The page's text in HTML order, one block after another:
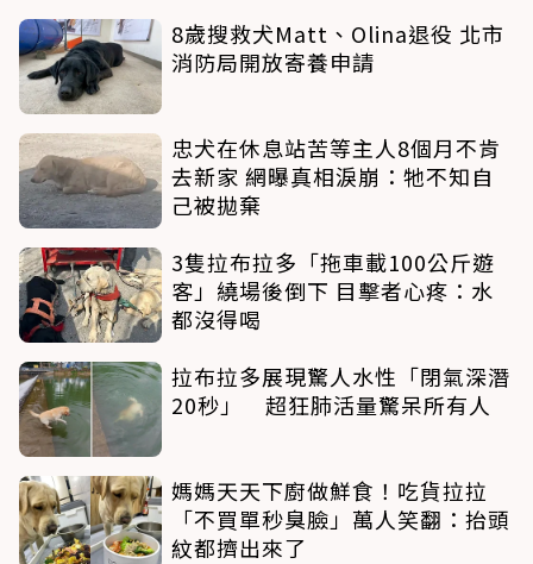
8歲搜救犬Matt、Olina退役 北市
消防局開放寄養申請
忠犬在休息站苦等主人8個月不肯
去新家 網曝真相淚崩：牠不知自
己被拋棄
3隻拉布拉多「拖車載100公斤遊
客」繞場後倒下 目擊者心疼：水
都沒得喝
拉布拉多展現驚人水性「閉氣深潛
20秒」 超狂肺活量驚呆所有人
媽媽天天下廚做鮮食！吃貨拉拉
「不買單秒臭臉」萬人笑翻：抬頭
紋都擠出來了